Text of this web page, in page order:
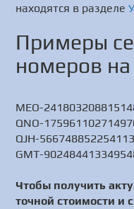
находятся в разделе
Примеры
номеров
MEO-
QNO-
QJH-
GMT-
Чтобы получить
точной стоимости и